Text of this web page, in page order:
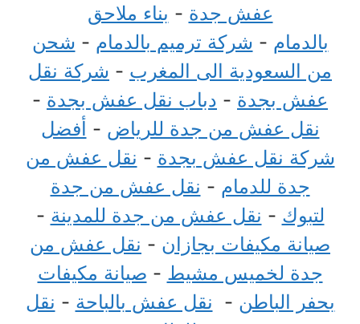
عفش جدة - بناء ملاحق
بالدمام - شركة ترميم بالدمام - شحن
من السعودية الى المغرب - شركة نقل
عفش بجدة - دباب نقل عفش بجدة -
نقل عفش من جدة للرياض - أفضل
شركة نقل عفش بجدة - نقل عفش من
جدة للدمام - نقل عفش من جدة
لتبوك - نقل عفش من جدة للمدينة -
صيانة مكيفات بجازان - نقل عفش من
جدة لخميس مشيط - صيانة مكيفات
بحفر الباطن - نقل عفش بالباحة - نقل